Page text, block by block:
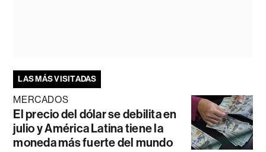
LAS MÁS VISITADAS
MERCADOS
El precio del dólar se debilita en
julio y América Latina tiene la
moneda más fuerte del mundo